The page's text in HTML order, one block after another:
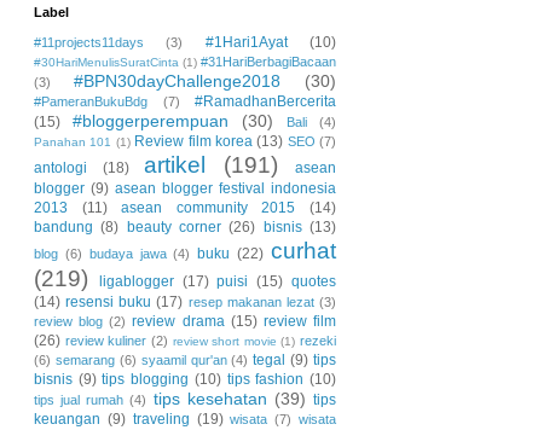
Label
#11projects11days (3) #1Hari1Ayat (10)
#30HariMenulisSuratCinta (1) #31HariBerbagiBacaan
(3)
#BPN30dayChallenge2018 (30)
#PameranBukuBdg (7)
#RamadhanBercerita
(15)
#bloggerperempuan (30) Bali (4)
Panahan 101 (1) Review film korea (13) SEO (7)
antologi (18) artikel (191)
asean
blogger (9) asean blogger festival indonesia
2013
(11) asean community 2015
(14)
bandung (8) beauty corner (26) bisnis (13)
blog (6) budaya jawa (4) buku (22) curhat
(219)
ligablogger (17) puisi (15) quotes
(14) resensi buku (17) resep makanan lezat (3)
review blog (2) review drama (15) review film
(26) review kuliner (2) review short movie (1) rezeki
(6) semarang (6) syaamil qur'an (4) tegal (9) tips
bisnis (9) tips blogging (10) tips fashion (10)
tips jual rumah (4) tips kesehatan (39) tips
keuangan (9) traveling (19) wisata (7) wisata